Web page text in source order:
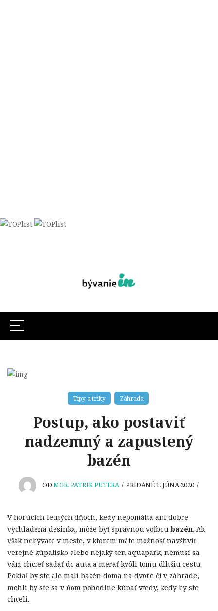
Tipy a triky Záhrada
Postup, ako postaviť
nadzemný a zapustený
bazén
OD MGR. PATRIK PUTERA / PRIDANÉ 1. JÚNA 2020 /
V horúcich letných dňoch, kedy nepomáha ani dobre
vychladená desinka, môže byť správnou voľboubazén. Ak
však nebývate v meste, v ktorom máte možnosť navštíviť
verejné kúpalisko alebo nejaký ten aquapark, nemusí sa
vám chcieť sadať do auta a merať kvôli tomu dlhšiu cestu.
Pokiaľ by ste ale mali bazén doma na dvore či v záhrade,
mohli by ste sa v ňom pohodlne kúpať vtedy, kedy by ste
chceli.